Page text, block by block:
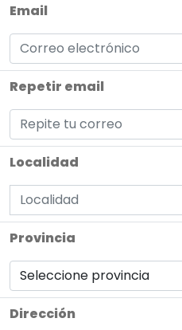
Email
Repetir email
Localidad
Provincia
Dirección